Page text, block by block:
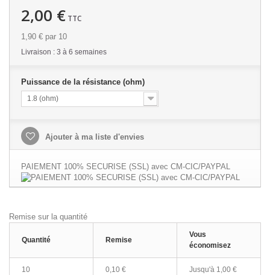
2,00 € TTC
1,90 € par 10
Livraison : 3 à 6 semaines
Puissance de la résistance (ohm)
1.8 (ohm)
Ajouter à ma liste d'envies
PAIEMENT 100% SECURISE (SSL) avec CM-CIC/PAYPAL
Remise sur la quantité
Quantité Remise
Vous
économisez
10 0,10 € Jusqu'à 1,00 €